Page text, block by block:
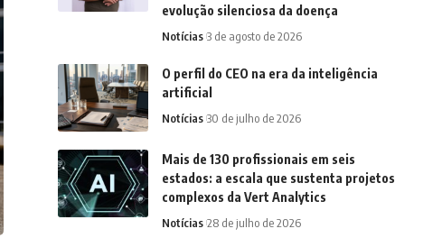
evolução silenciosa da doença
Notícias 3 de agosto de 2026
O perfil do CEO na era da inteligência
artificial
Notícias 30 de julho de 2026
Mais de 130 profissionais em seis
estados: a escala que sustenta projetos
complexos da Vert Analytics
Notícias 28 de julho de 2026